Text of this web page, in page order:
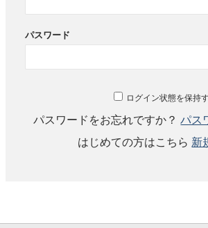
パスワード
ログイン状態を保持
パスワードをお忘れですか？パス
はじめての方はこちら 新